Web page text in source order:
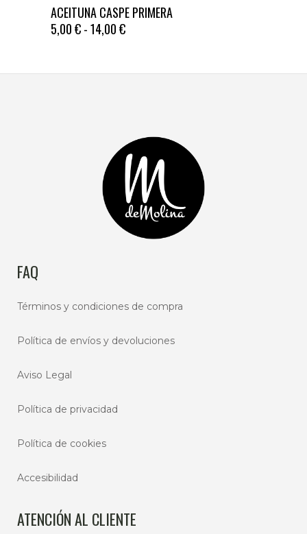
producto
tiene
variantes.
ACEITUNA CASPE PRIMERA
5,00€-14,00€RANGO
DESDE
FAQ
Términos y condiciones de compra
Política de envíos y devoluciones
Aviso Legal
Política de privacidad
Política de cookies
Accesibilidad
ATENCIÓN AL CLIENTE